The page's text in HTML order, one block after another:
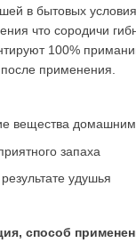
в бытовых
что сородичи
100%
после применения.
вещества
запаха
удушья
способ